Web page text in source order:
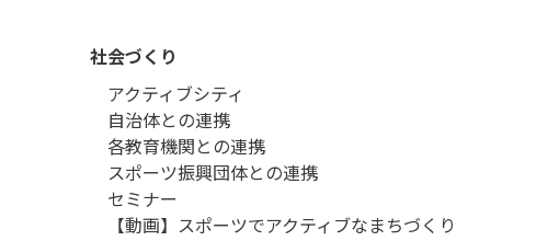
社会づくり
アクティブシティ
自治体との連携
各教育機関との連携
スポーツ振興団体との連携
セミナー
【動画】スポーツでアクティブなまちづくり